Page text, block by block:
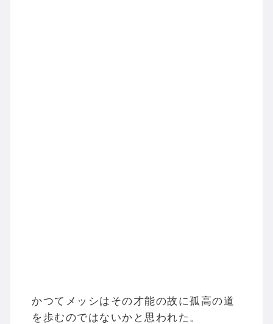
かつてメッシはその才能の故に孤高の道
を歩むのではないかと思われた。